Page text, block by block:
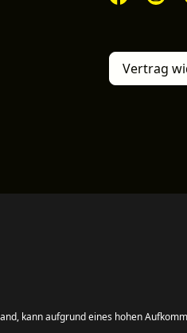
Vertrag
kann aufgrund eines hohen